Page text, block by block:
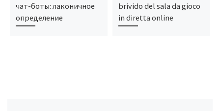
чат-боты: лаконичное
определение
brivido del sala da gioco
in diretta online